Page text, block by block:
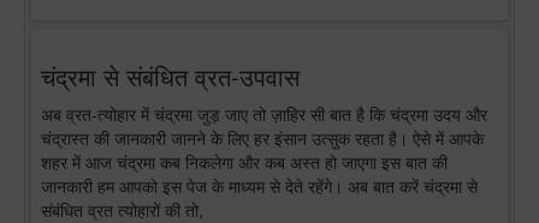
चंद्रमा से संबंधित व्रत-उपवास
अब व्रत-त्योहार में चंद्रमा जुड़ जाए तो ज़ाहिर सी बात है कि चंद्रमा उदय और
चंद्रास्त की जानकारी जानने के लिए हर इंसान उत्सुक रहता है। ऐसे में आपके
शहर में आज चंद्रमा कब निकलेगा और कब अस्त हो जाएगा इस बात की
जानकारी हम आपको इस पेज के माध्यम से देते रहेंगे। अब बात करें चंद्रमा से
संबंधित व्रत त्योहारों की तो,